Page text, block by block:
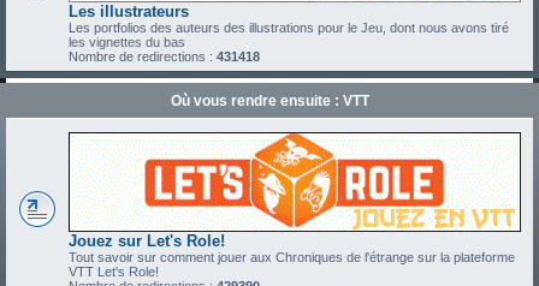
Les illustrateurs
Les portfolios des auteurs des illustrations pour le Jeu, dont nous avons tiré
les vignettes du bas
Nombre de redirections : 431418
Où vous rendre ensuite : VTT
Jouez sur Let's Role!
Tout savoir sur comment jouer aux Chroniques de l'étrange sur la plateforme
VTT Let's Role!